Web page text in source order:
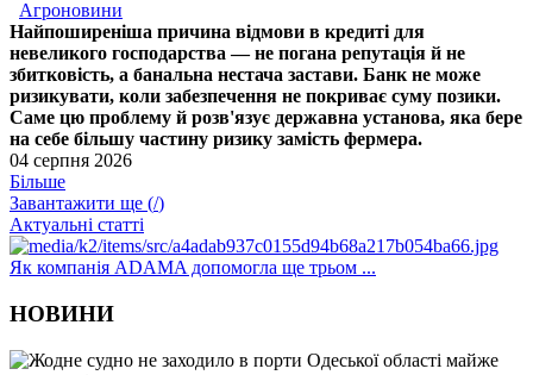
Агроновини
Найпоширеніша причина відмови в кредиті для
невеликого господарства — не погана репутація й не
збитковість, а банальна нестача застави. Банк не може
ризикувати, коли забезпечення не покриває суму позики.
Саме цю проблему й розв'язує державна установа, яка бере
на себе більшу частину ризику замість фермера.
04 серпня 2026
Більше
Завантажити ще (/)
Актуальні статті
Як компанія ADAMA допомогла ще трьом ...
НОВИНИ